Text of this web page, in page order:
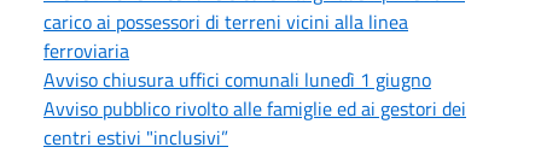
carico ai possessori di terreni vicini alla linea
ferroviaria
Avviso chiusura uffici comunali lunedì 1 giugno
Avviso pubblico rivolto alle famiglie ed ai gestori dei
centri estivi "inclusivi”